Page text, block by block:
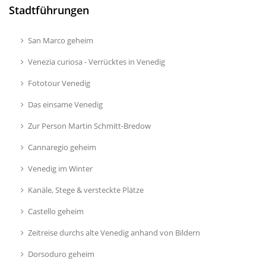
Stadtführungen
San Marco geheim
Venezia curiosa - Verrücktes in Venedig
Fototour Venedig
Das einsame Venedig
Zur Person Martin Schmitt-Bredow
Cannaregio geheim
Venedig im Winter
Kanäle, Stege & versteckte Plätze
Castello geheim
Zeitreise durchs alte Venedig anhand von Bildern
Dorsoduro geheim